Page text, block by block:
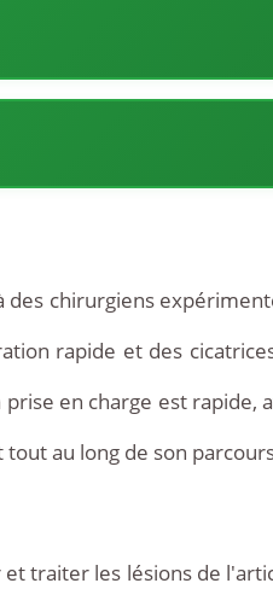
chirurgiens
rapide et des
en charge est rapide,
au long de son
traiter les lésions de